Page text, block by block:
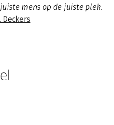
mens op de juiste plek.